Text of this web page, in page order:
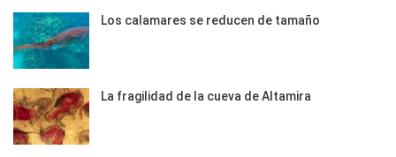
Los calamares se reducen de tamaño
La fragilidad de la cueva de Altamira